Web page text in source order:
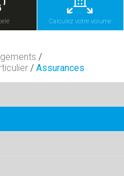
Calculez votre volume
/
/ Assurances